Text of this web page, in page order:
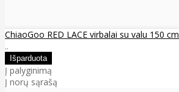
ChiaoGoo RED LACE virbalai su valu 150 cm
..
Į palyginimą
Į norų sąrašą